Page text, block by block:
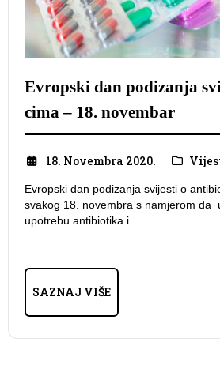
Evropski dan podizanja
cima – 18. novembar
18. Novembra 2020.
Evropski dan podizanja svijesti o
svakog 18. novembra s namjerom da
upotrebu antibiotika i
SAZNAJ VIŠE